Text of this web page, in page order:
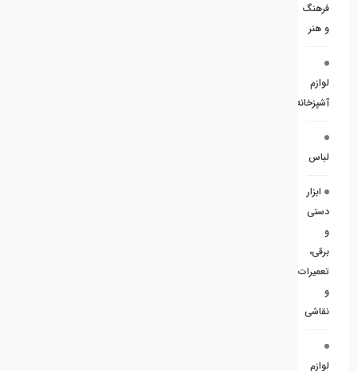
فرهنگ
و هنر
لوازم
آشپزخانه
لباس
ابزار
دستی
و
برقی،
تعمیرات
و
نقاشی
لوازم